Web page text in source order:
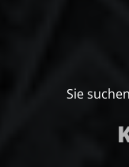
Sie